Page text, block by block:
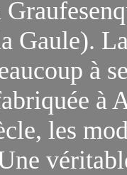
Gaule).
à
à
les